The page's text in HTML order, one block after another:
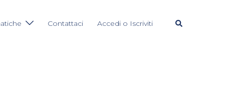
Contattaci Accedi o Iscriviti Cerca